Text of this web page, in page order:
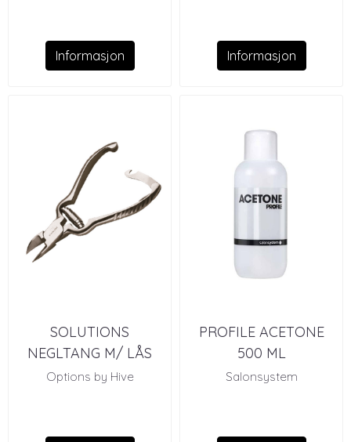
Informasjon Informasjon
SOLUTIONS
NEGLTANG M/ LÅS
Options by Hive
PROFILE ACETONE
500 ML
Salonsystem